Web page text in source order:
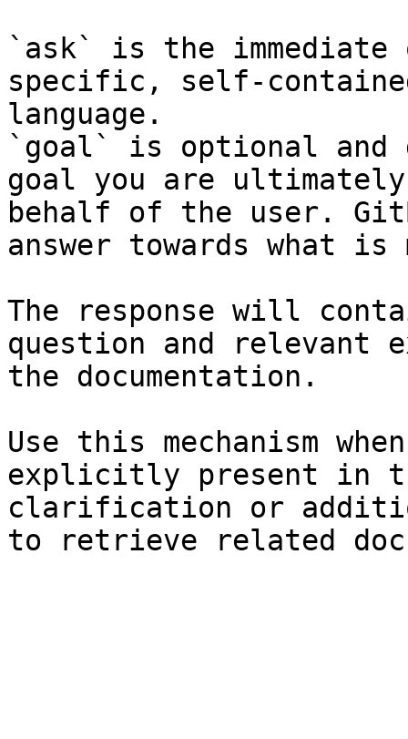
`ask` is the
specific, self-
language.
`goal` is optional and
goal you are
behalf of the user.
answer towards what
The response will
question and relevant
the documentation.
Use this mechanism
explicitly present in
clarification or